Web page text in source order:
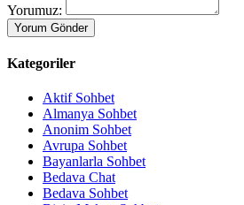
Yorumuz:
Kategoriler
Aktif Sohbet
Almanya Sohbet
Anonim Sohbet
Avrupa Sohbet
Bayanlarla Sohbet
Bedava Chat
Bedava Sohbet